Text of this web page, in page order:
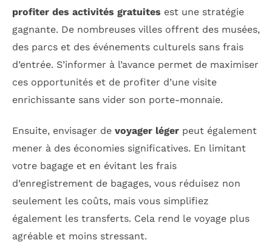
profiter des activités gratuites est une stratégie
gagnante. De nombreuses villes offrent des musées,
des parcs et des événements culturels sans frais
d’entrée. S’informer à l’avance permet de maximiser
ces opportunités et de profiter d’une visite
enrichissante sans vider son porte-monnaie.
Ensuite, envisager de voyager léger peut également
mener à des économies significatives. En limitant
votre bagage et en évitant les frais
d’enregistrement de bagages, vous réduisez non
seulement les coûts, mais vous simplifiez
également les transferts. Cela rend le voyage plus
agréable et moins stressant.